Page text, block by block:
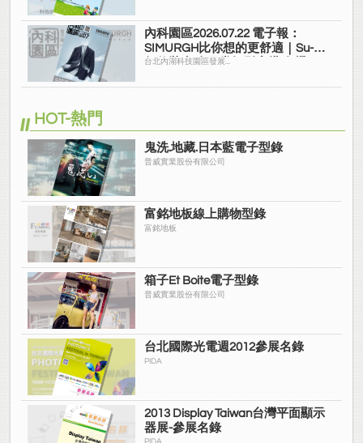
內科園區2026.07.22 電子報：
SIMURGH比你想的更舒適｜Su-Si
舒仕裝 都會日常輕鬆穿搭 免燙可
台北內湖科技園區發展...
HOT-熱門
鬼洗.地藏.日本藍電子型錄
普威實業股份有限公司
富銘地板線上購物型錄
富銘地板
箱子Et Boite電子型錄
普威實業股份有限公司
台北國際光電週2012參展名錄
PIDA
2013 Display Taiwan台灣平面顯示
器展-參展名錄
PIDA